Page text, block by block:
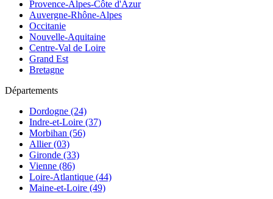
Provence-Alpes-Côte d'Azur
Auvergne-Rhône-Alpes
Occitanie
Nouvelle-Aquitaine
Centre-Val de Loire
Grand Est
Bretagne
Départements
Dordogne (24)
Indre-et-Loire (37)
Morbihan (56)
Allier (03)
Gironde (33)
Vienne (86)
Loire-Atlantique (44)
Maine-et-Loire (49)